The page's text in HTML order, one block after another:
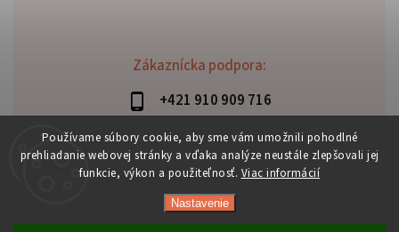
Používame súbory cookie, aby sme vám umožnili pohodlné
prehliadanie webovej stránky a vďaka analýze neustále zlepšovali jej
funkcie, výkon a použiteľnosť. Viac informácií
Nastavenie
Zákaznícka podpora:
+421 910 909 716
lubomir.haraus@alterbike.sk
Copyright 2026